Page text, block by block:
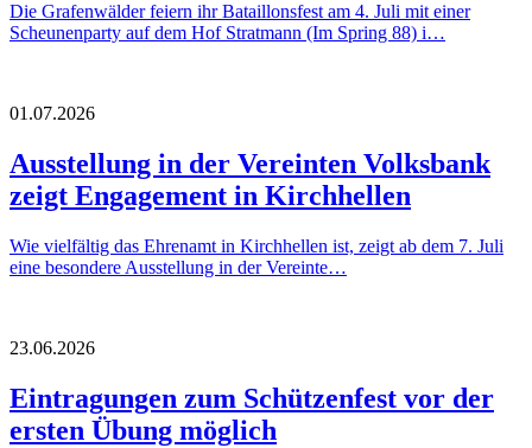
Die Grafenwälder feiern ihr Bataillonsfest am 4. Juli mit einer
Scheunenparty auf dem Hof Stratmann (Im Spring 88) i…
01.07.2026
Ausstellung in der Vereinten Volksbank
zeigt Engagement in Kirchhellen
Wie vielfältig das Ehrenamt in Kirchhellen ist, zeigt ab dem 7. Juli
eine besondere Ausstellung in der Vereinte…
23.06.2026
Eintragungen zum Schützenfest vor der
ersten Übung möglich